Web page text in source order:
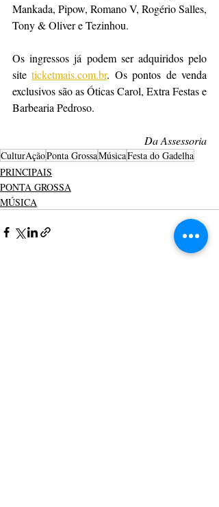
Mankada, Pipow, Romano V, Rogério Salles,
Tony & Oliver e Tezinhou.
Os ingressos já podem ser adquiridos pelo
site ticketmais.com.br. Os pontos de venda
exclusivos são as Óticas Carol, Extra Festas e
Barbearia Pedroso.
Da Assessoria
CulturAçãoPonta GrossaMúsicaFesta do Gadelha
PRINCIPAIS
PONTA GROSSA
MÚSICA